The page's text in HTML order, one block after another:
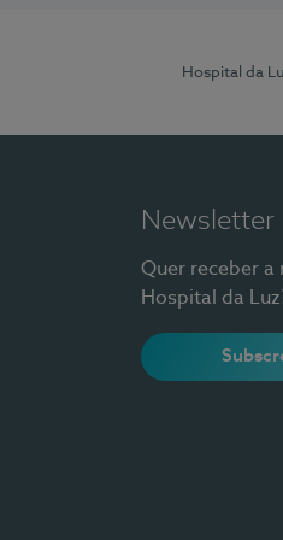
Hospital da
Newsletter
Quer receber a
Hospital da